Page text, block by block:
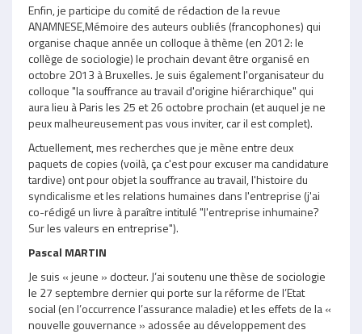
Enfin, je participe du comité de rédaction de la revue
ANAMNESE,Mémoire des auteurs oubliés (francophones) qui
organise chaque année un colloque à thème (en 2012: le
collège de sociologie) le prochain devant être organisé en
octobre 2013 à Bruxelles. Je suis également l'organisateur du
colloque "la souffrance au travail d'origine hiérarchique" qui
aura lieu à Paris les 25 et 26 octobre prochain (et auquel je ne
peux malheureusement pas vous inviter, car il est complet).
Actuellement, mes recherches que je mène entre deux
paquets de copies (voilà, ça c'est pour excuser ma candidature
tardive) ont pour objet la souffrance au travail, l'histoire du
syndicalisme et les relations humaines dans l'entreprise (j'ai
co-rédigé un livre à paraître intitulé "l'entreprise inhumaine?
Sur les valeurs en entreprise").
Pascal MARTIN
Je suis « jeune » docteur. J’ai soutenu une thèse de sociologie
le 27 septembre dernier qui porte sur la réforme de l’Etat
social (en l’occurrence l’assurance maladie) et les effets de la «
nouvelle gouvernance » adossée au développement des